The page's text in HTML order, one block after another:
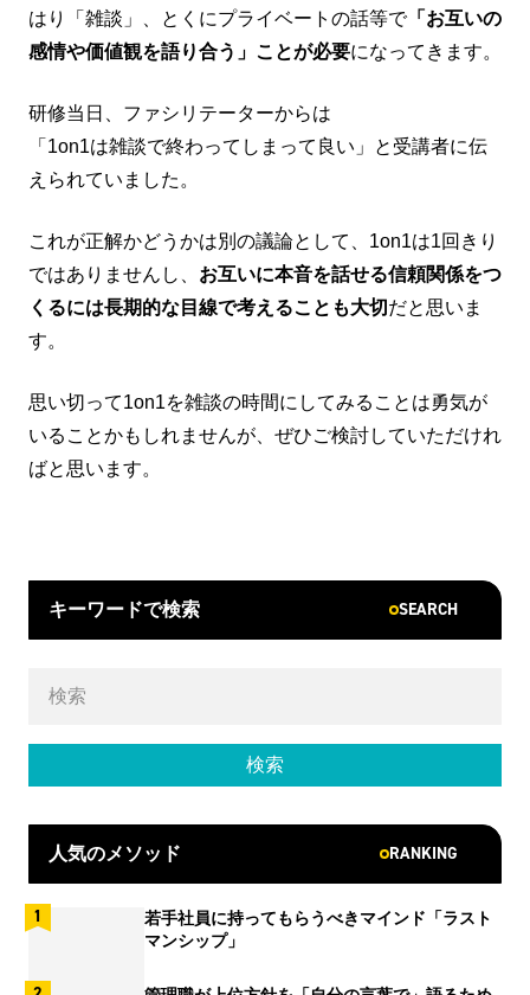
はり「雑談」、とくにプライベートの話等で「お互いの
感情や価値観を語り合う」ことが必要になってきます。
研修当日、ファシリテーターからは
「1on1は雑談で終わってしまって良い」と受講者に伝
えられていました。
これが正解かどうかは別の議論として、1on1は1回きり
ではありませんし、 お互いに本音を話せる信頼関係をつ
くるには長期的な目線で考えることも大切だと思いま
す。
思い切って1on1を雑談の時間にしてみることは勇気が
いることかもしれませんが、ぜひご検討していただけれ
ばと思います。
キーワードで検索 SEARCH
人気のメソッド RANKING
若手社員に持ってもらうべきマインド「ラスト
マンシップ」